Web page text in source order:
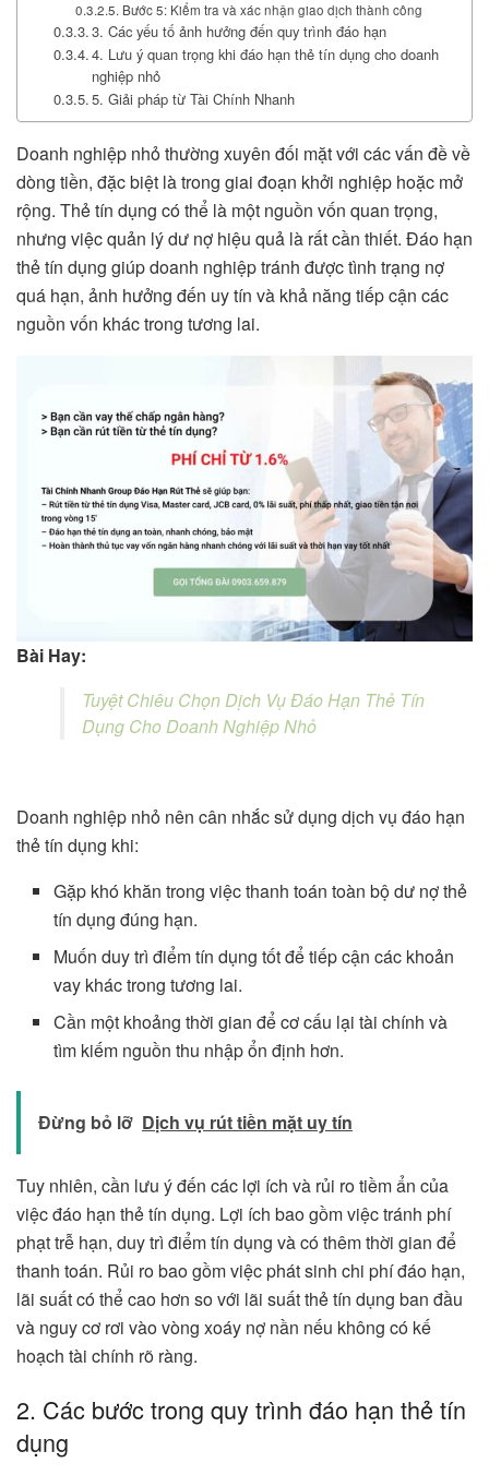
Bước 5: Kiểm tra và xác nhận giao dịch thành công
3. Các yếu tố ảnh hưởng đến quy trình đáo hạn
4. Lưu ý quan trọng khi đáo hạn thẻ tín dụng cho doanh
nghiệp nhỏ
5. Giải pháp từ Tài Chính Nhanh
Doanh nghiệp nhỏ thường xuyên đối mặt với các vấn đề về
dòng tiền, đặc biệt là trong giai đoạn khởi nghiệp hoặc mở
rộng. Thẻ tín dụng có thể là một nguồn vốn quan trọng,
nhưng việc quản lý dư nợ hiệu quả là rất cần thiết. Đáo hạn
thẻ tín dụng giúp doanh nghiệp tránh được tình trạng nợ
quá hạn, ảnh hưởng đến uy tín và khả năng tiếp cận các
nguồn vốn khác trong tương lai.
Bài Hay:
Tuyệt Chiêu Chọn Dịch Vụ Đáo Hạn Thẻ Tín
Dụng Cho Doanh Nghiệp Nhỏ
Doanh nghiệp nhỏ nên cân nhắc sử dụng dịch vụ đáo hạn
thẻ tín dụng khi:
Gặp khó khăn trong việc thanh toán toàn bộ dư nợ thẻ
tín dụng đúng hạn.
Muốn duy trì điểm tín dụng tốt để tiếp cận các khoản
vay khác trong tương lai.
Cần một khoảng thời gian để cơ cấu lại tài chính và
tìm kiếm nguồn thu nhập ổn định hơn.
Đừng bỏ lỡ Dịch vụ rút tiền mặt uy tín
Tuy nhiên, cần lưu ý đến các lợi ích và rủi ro tiềm ẩn của
việc đáo hạn thẻ tín dụng. Lợi ích bao gồm việc tránh phí
phạt trễ hạn, duy trì điểm tín dụng và có thêm thời gian để
thanh toán. Rủi ro bao gồm việc phát sinh chi phí đáo hạn,
lãi suất có thể cao hơn so với lãi suất thẻ tín dụng ban đầu
và nguy cơ rơi vào vòng xoáy nợ nần nếu không có kế
hoạch tài chính rõ ràng.
2. Các bước trong quy trình đáo hạn thẻ tín
dụng